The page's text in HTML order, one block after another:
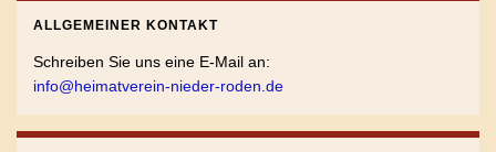
ALLGEMEINER KONTAKT
Schreiben Sie uns eine E-Mail an:
info@heimatverein-nieder-roden.de